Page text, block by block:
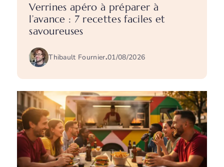
Verrines apéro à préparer à
l’avance : 7 recettes faciles et
savoureuses
Thibault Fournier.01/08/2026